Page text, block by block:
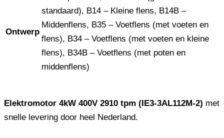
Ontwerp
standaard), B14 – Kleine flens, B14B –
Middenflens, B35 – Voetflens (met voeten en
flens), B34 – Voetflens (met voeten en kleine
flens), B34B – Voetflens (met poten en
middenflens)
Elektromotor 4kW 400V 2910 tpm (IE3-3AL112M-2) met
snelle levering door heel Nederland.